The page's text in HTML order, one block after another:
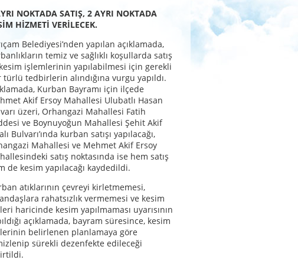
NOKTADA SATIŞ, 2 AYRI NOKTADA
HİZMETİ VERİLECEK.
Belediyesi’nden yapılan açıklamada,
temiz ve sağlıklı koşullarda satış
işlemlerinin yapılabilmesi için gerekli
türlü tedbirlerin alındığına vurgu yapıldı.
Kurban Bayramı için ilçede
Akif Ersoy Mahallesi Ulubatlı Hasan
üzeri, Orhangazi Mahallesi Fatih
ve Boynuyoğun Mahallesi Şehit Akif
Bulvarı’ında kurban satışı yapılacağı,
Mahallesi ve Mehmet Akif Ersoy
satış noktasında ise hem satış
de kesim yapılacağı kaydedildi.
atıklarının çevreyi kirletmemesi,
rahatsızlık vermemesi ve kesim
haricinde kesim yapılmaması uyarısının
açıklamada, bayram süresince, kesim
belirlenen planlamaya göre
sürekli dezenfekte edileceği